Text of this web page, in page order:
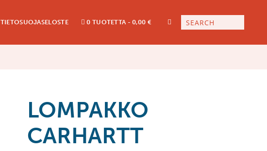
TIETOSUOJASELOSTE 0 TUOTETTA 0,00 €
LOMPAKKO
CARHARTT